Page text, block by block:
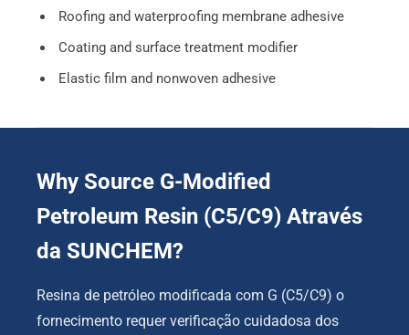
Roofing and waterproofing membrane adhesive
Coating and surface treatment modifier
Elastic film and nonwoven adhesive
Why Source G-Modified
Petroleum Resin (C5/C9) Através
da SUNCHEM?
Resina de petróleo modificada com G (C5/C9) o
fornecimento requer verificação cuidadosa dos